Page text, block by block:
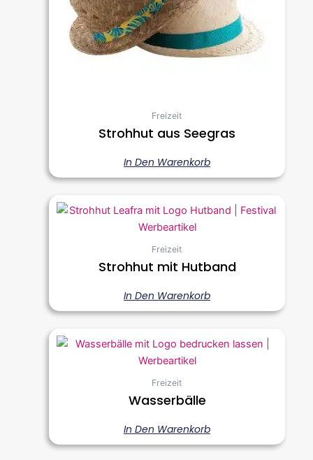
Freizeit
Strohhut aus Seegras
In Den Warenkorb
Freizeit
Strohhut mit Hutband
In Den Warenkorb
Freizeit
Wasserbälle
In Den Warenkorb